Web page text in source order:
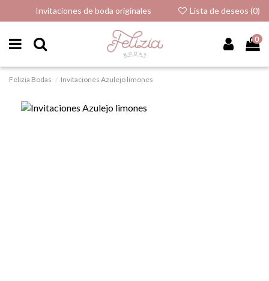
Invitaciones de boda originales Lista de deseos (0)
0
Felizia Bodas Invitaciones Azulejo limones